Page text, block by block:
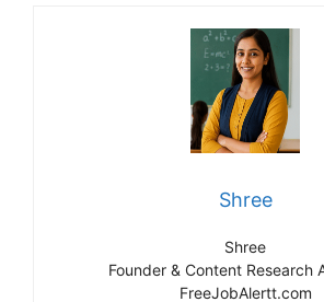
Shree
Shree
Founder & Content Research
FreeJobAlertt.com